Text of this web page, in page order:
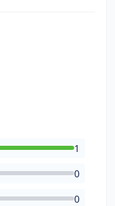
1
0
0